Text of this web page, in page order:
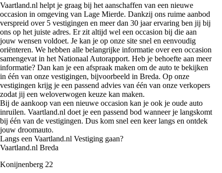
Vaartland.nl helpt je graag bij het aanschaffen van een nieuwe
occasion in omgeving van Lage Mierde. Dankzij ons ruime aanbod
verspreid over 5 vestigingen en meer dan 30 jaar ervaring ben jij bij
ons op het juiste adres. Er zit altijd wel een occasion bij die aan
jouw wensen voldoet. Je kan je op onze site snel en eenvoudig
oriënteren. We hebben alle belangrijke informatie over een occasion
samengevat in het Nationaal Autorapport. Heb je behoefte aan meer
informatie? Dan kan je een afspraak maken om de auto te bekijken
in één van onze vestigingen, bijvoorbeeld in Breda. Op onze
vestigingen krijg je een passend advies van één van onze verkopers
zodat jij een weloverwogen keuze kan maken.
Bij de aankoop van een nieuwe occasion kan je ook je oude auto
inruilen. Vaartland.nl doet je een passend bod wanneer je langskomt
bij één van de vestigingen. Dus kom snel een keer langs en ontdek
jouw droomauto.
Langs een Vaartland.nl Vestiging gaan?
Vaartland.nl Breda
Konijnenberg 22